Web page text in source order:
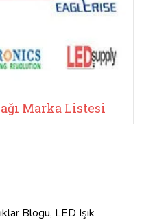
Marka Listesi
Blogu, LED Işık